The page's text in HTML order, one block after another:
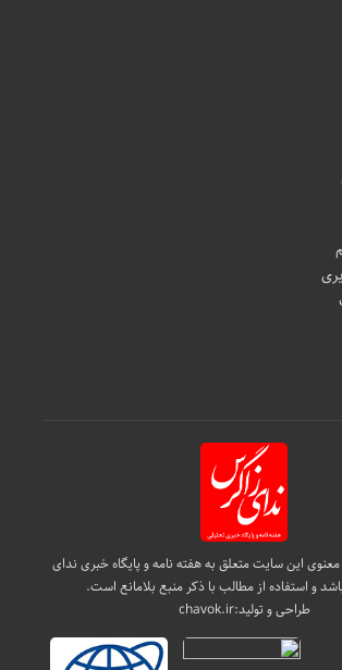
این سایت متعلق به هفته نامه و پایگاه خبری ندای
و استفاده از مطالب با ذکر منبع بلامانع است.
طراحی و تولید:chavok.ir